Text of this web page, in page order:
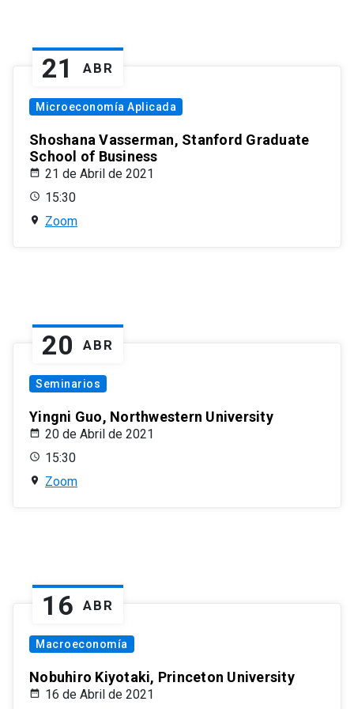
21 ABR
Microeconomía Aplicada
Shoshana Vasserman, Stanford Graduate
School of Business
21 de Abril de 2021
15:30
Zoom
20 ABR
Seminarios
Yingni Guo, Northwestern University
20 de Abril de 2021
15:30
Zoom
16 ABR
Macroeconomía
Nobuhiro Kiyotaki, Princeton University
16 de Abril de 2021